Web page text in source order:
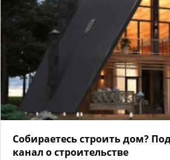
Собираетесь строить дом?
канал о строительстве